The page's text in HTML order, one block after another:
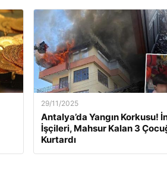
29/11/2025
Antalya’da Yangın Korkusu!
İşçileri, Mahsur Kalan 3
Kurtardı